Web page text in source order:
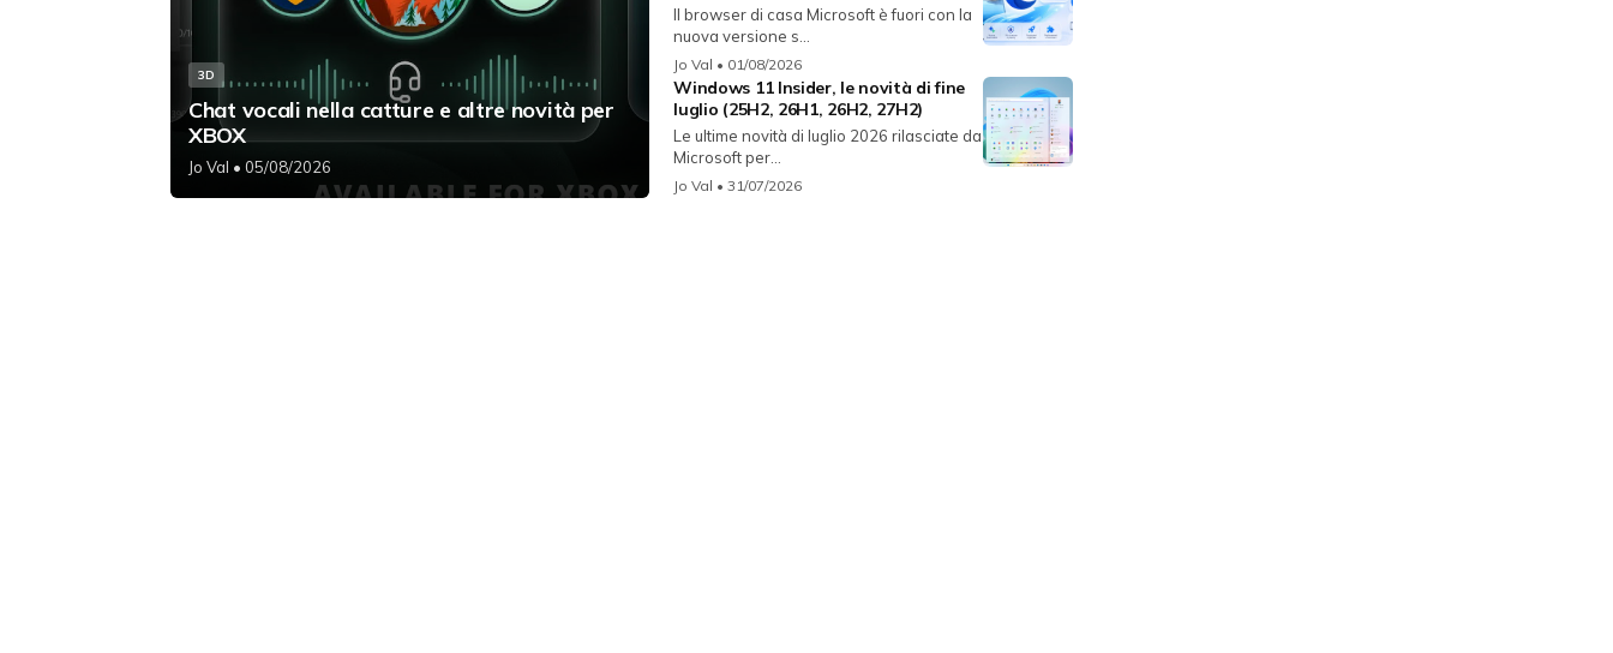
3D
Chat vocali nella catture e altre novità per
XBOX
Jo Val • 05/08/2026
Il browser di casa Microsoft è fuori con la
nuova versione s...
Jo Val • 01/08/2026
Windows 11 Insider, le novità di fine
luglio (25H2, 26H1, 26H2, 27H2)
Le ultime novità di luglio 2026 rilasciate da
Microsoft per...
Jo Val • 31/07/2026